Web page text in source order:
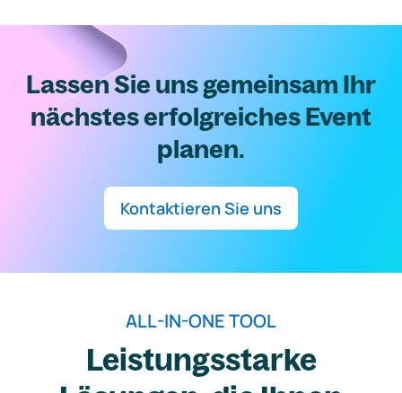
Lassen Sie uns gemeinsam Ihr
nächstes erfolgreiches Event
planen.
Kontaktieren Sie uns
ALL-IN-ONE TOOL
Leistungsstarke